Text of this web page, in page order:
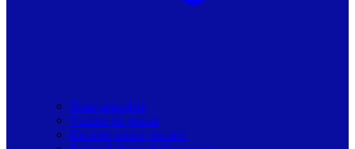
Toate articolele
Viziune de primar
Resurse pentru primarii